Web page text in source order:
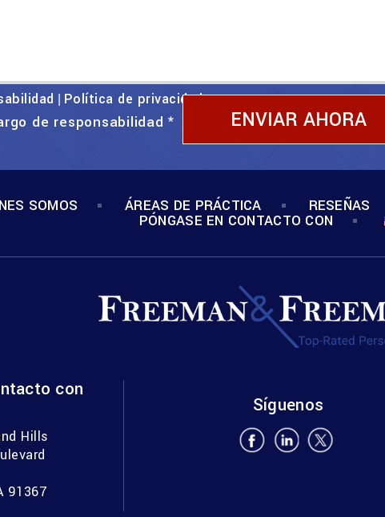
Política de privacidad
de responsabilidad*
SOMOS ÁREAS DE PRÁCTICA RESEÑAS
PÓNGASE EN CONTACTO CON
con
Hills
91367
Síguenos